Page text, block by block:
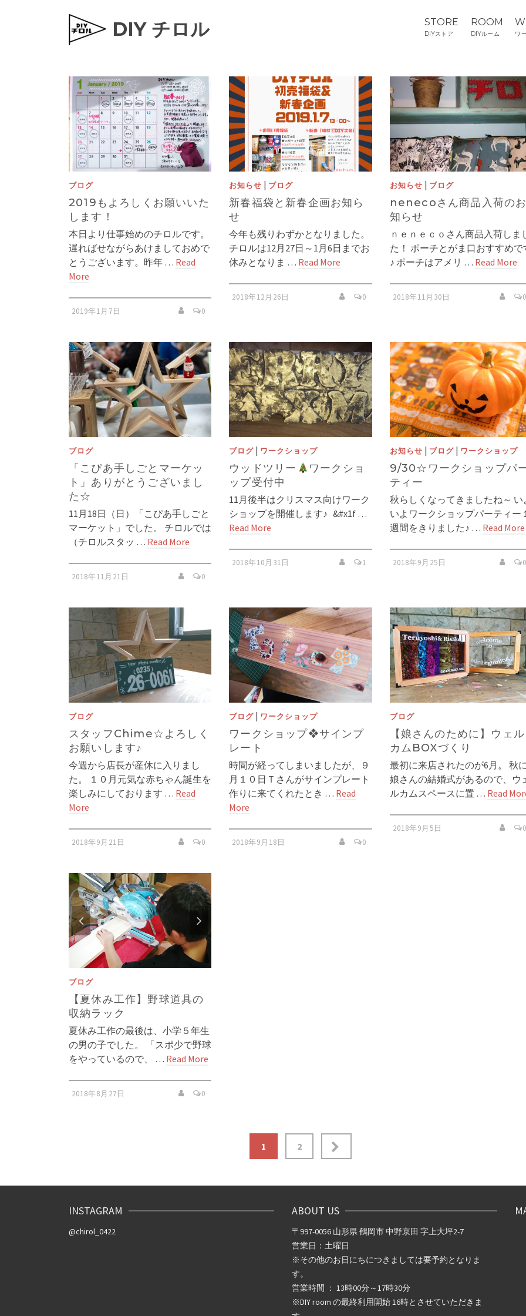
DIY チロル STORE
DIYストア
ROOM
DIYルーム ワ
ブログ
2019もよろしくお願いいた
します！
本日より仕事始めのチロルです。
遅ればせながらあけましておめで
とうございます。昨年 … Read
More
2019年1月7日 0
お知らせ | ブログ
新春福袋と新春企画お知ら
せ
今年も残りわずかとなりました。
チロルは12月27日～1月6日までお
休みとなりま … Read More
2018年12月26日 0
お知らせ | ブログ
nenecoさん商品入荷の
知らせ
ｎｅｎｅｃｏさん商品入荷しま
た！ ポーチとがま口おすすめで
♪ ポーチはアメリ … Read More
2018年11月30日 0
ブログ
「こぴあ手しごとマーケッ
ト」ありがとうございまし
た☆
11月18日（日）「こぴあ手しごと
マーケット」でした。 チロルでは
（チロルスタッ … Read More
2018年11月21日 0
ブログ | ワークショップ
ウッドツリー
ワークショ
ップ受付中
11月後半はクリスマス向けワーク
ショップを開催します♪ &#x1f …
Read More
2018年10月31日 1
お知らせ | ブログ| ワークショップ
9/30☆ワークショップパ
ティー
秋らしくなってきましたね～ い
いよワークショップパーティー
週間をきりました♪ … Read More
2018年9月25日 0
ブログ
スタッフChime☆よろしく
お願いします♪
今週から店長が産休に入りまし
た。 １０月元気な赤ちゃん誕生を
楽しみにしております … Read
More
2018年9月21日 0
ブログ | ワークショップ
ワークショップ❖サインプ
レート
時間が経ってしまいましたが、９
月１０日Ｔさんがサインプレート
作りに来てくれたとき … Read
More
2018年9月18日 0
ブログ
【娘さんのために】ウェル
カムBOXづくり
最初に来店されたのが6月。 秋
娘さんの結婚式があるので、ウ
ルカムスペースに置 … Read
2018年9月5日 0
ブログ
【夏休み工作】野球道具の
収納ラック
夏休み工作の最後は、小学５年生
の男の子でした。 「スポ少で野球
をやっているので、 … Read More
2018年8月27日 0
ビ
ゲ
1 2
INSTAGRAM
@chirol_0422
ABOUT US
〒997-0056 山形県 鶴岡市 中野京田 字上大坪2-7
営業日：土曜日
※その他のお日にちにつきましては要予約となりま
す。
営業時間 ： 13時00分～17時30分
※DIY room の最終利用開始 16時とさせていただきま